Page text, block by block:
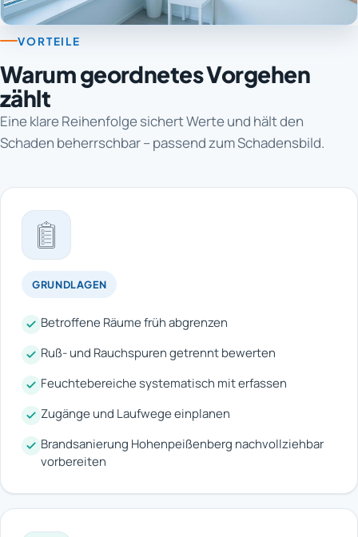
VORTEILE
Warum geordnetes Vorgehen
zählt
Eine klare Reihenfolge sichert Werte und hält den
Schaden beherrschbar – passend zum Schadensbild.
GRUNDLAGEN
Betroffene Räume früh abgrenzen
Ruß- und Rauchspuren getrennt bewerten
Feuchtebereiche systematisch mit erfassen
Zugänge und Laufwege einplanen
Brandsanierung Hohenpeißenberg nachvollziehbar
vorbereiten